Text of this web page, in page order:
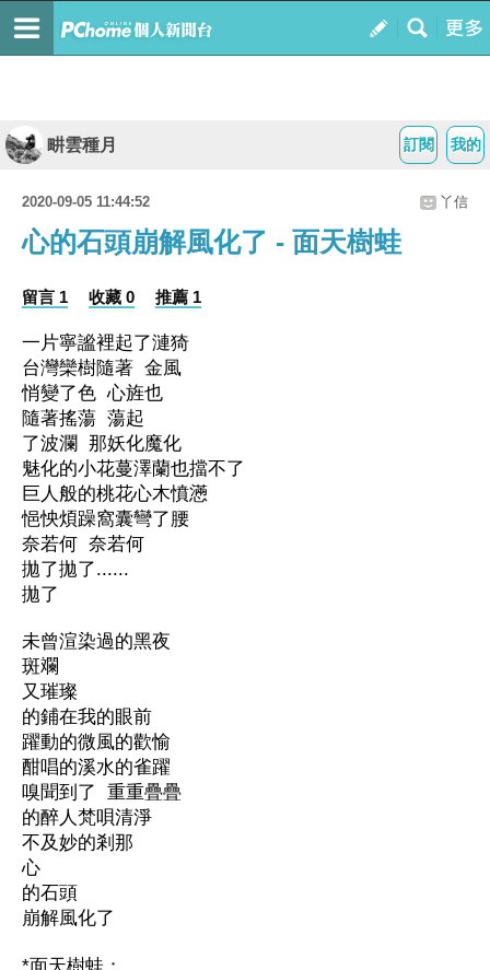
我的
訂閱
畊雲種月
2020-09-05 11:44:52 丫信
心的石頭崩解風化了 - 面天樹蛙
留言 1 收藏 0 推薦 1
一片寧謐裡起了漣猗
台灣欒樹隨著 金風
悄變了色 心旌也
隨著搖蕩 蕩起
了波瀾 那妖化魔化
魅化的小花蔓澤蘭也擋不了
巨人般的桃花心木憤懣
悒怏煩躁窩囊彎了腰
奈若何 奈若何
拋了拋了......
拋了
未曾渲染過的黑夜
斑斕
又璀璨
的鋪在我的眼前
躍動的微風的歡愉
酣唱的溪水的雀躍
嗅聞到了
重重疊疊
的醉人梵唄清淨
不及妙的剎那
心
的石頭
崩解風化了
*面天樹蛙：